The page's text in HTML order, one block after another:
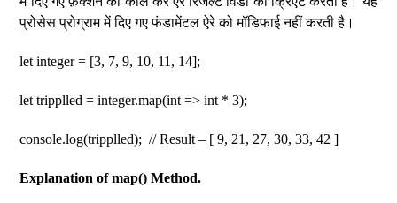
प्रोसेस प्रोग्राम में दिए गए फंडामेंटल ऐरे को मॉडिफाई नहीं करती है।
let integer = [3, 7, 9, 10, 11, 14];
let tripplled = integer.map(int => int * 3);
console.log(tripplled); // Result – [ 9, 21, 27, 30, 33, 42 ]
Explanation of map() Method.